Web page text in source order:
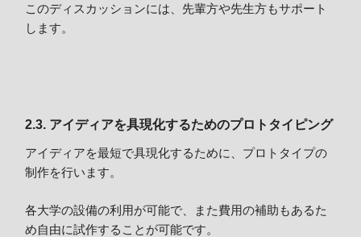
このディスカッションには、先輩方や先生方もサポート
します。
2.3. アイディアを具現化するためのプロトタイピング
アイディアを最短で具現化するために、プロトタイプの
制作を行います。
各大学の設備の利用が可能で、また費用の補助もあるた
め自由に試作することが可能です。